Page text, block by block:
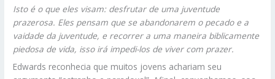
Isto é o que eles visam: desfrutar de uma juventude
prazerosa. Eles pensam que se abandonarem o pecado e a
vaidade da juventude, e recorrer a uma maneira biblicamente
piedosa de vida, isso irá impedi-los de viver com prazer.
Edwards reconhecia que muitos jovens achariam seu